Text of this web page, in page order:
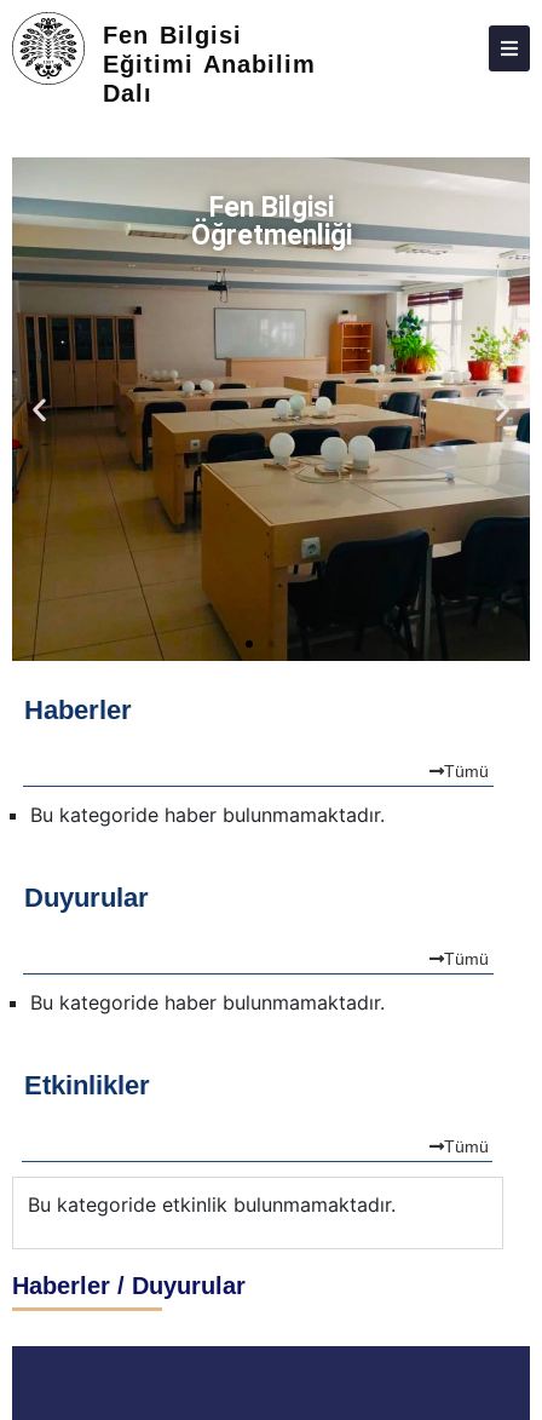
Fen Bilgisi
Eğitimi Anabilim
Dalı
HAKKIMIZDA
KIŞILER
LISANSÜSTÜ
ARAŞTIRMA
ADAY ÖĞRENCILER
İLETIŞIM
Fen Bilgisi
Öğretmenliği
Haberler
Tümü
Bu kategoride haber bulunmamaktadır.
Duyurular
Tümü
Bu kategoride haber bulunmamaktadır.
Etkinlikler
Tümü
Bu kategoride etkinlik bulunmamaktadır.
Haberler / Duyurular